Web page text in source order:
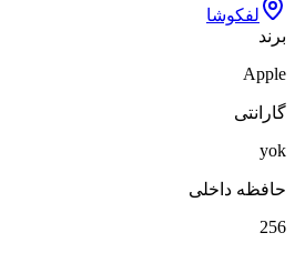
لفکوشا
برند
Apple
گارانتی
yok
حافظه داخلی
256